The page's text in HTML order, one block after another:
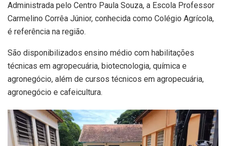
Administrada pelo Centro Paula Souza, a Escola Professor
Carmelino Corrêa Júnior, conhecida como Colégio Agrícola,
é referência na região.
São disponibilizados ensino médio com habilitações
técnicas em agropecuária, biotecnologia, química e
agronegócio, além de cursos técnicos em agropecuária,
agronegócio e cafeicultura.